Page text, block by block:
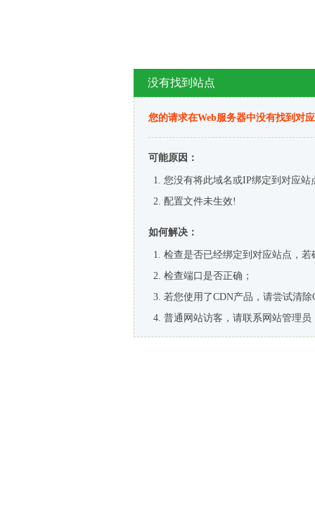
没有找到站点
您的请求在Web服务器中没有找到对
可能原因：
您没有将此域名或IP绑定到对应站
配置文件未生效!
如何解决：
检查是否已经绑定到对应站点，
检查端口是否正确；
若您使用了CDN产品，请尝试清除
普通网站访客，请联系网站管理员